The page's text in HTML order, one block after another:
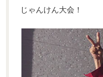
じゃんけん大会！